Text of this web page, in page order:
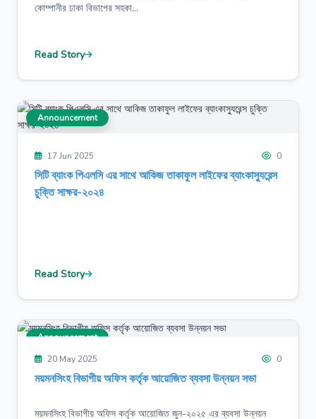
কোম্পানীর ঢাকা বিভাগের সহকা...
Read Story
Announcement
17 Jun 2025 0
সিটি ব্যাংক পিএলসি এর সাথে আকিজ তাকাফুল লাইফের ব্যাংকাস্যুরেন্স
চুক্তি সাক্ষর-২০২৪
Read Story
Announcement
20 May 2025
0
ময়মনসিংহ বিভাগীয় অফিস কর্তৃক আয়োজিত ব্যবসা উন্নয়ন সভা
ময়মনসিংহ বিভাগীয় অফিস কর্তৃক আয়োজিত জুন-২০২৫ এর ব্যবসা উন্নয়ন